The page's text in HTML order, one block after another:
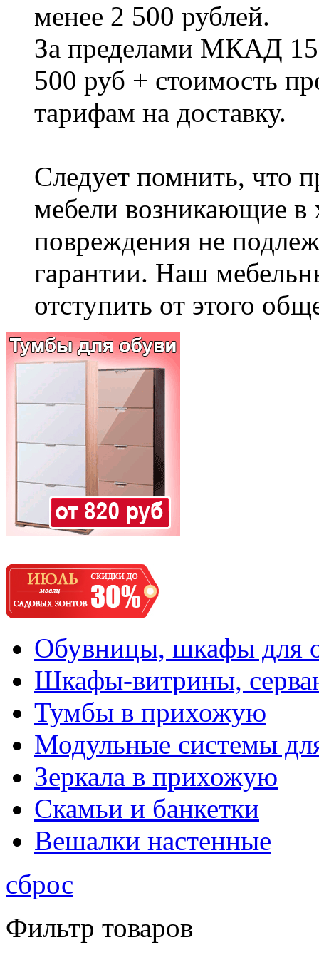
менее 2 500 рублей.
За пределами МКАД
500 руб + стоимость
тарифам на доставку.
Следует помнить, что
мебели возникающие в
повреждения не
гарантии. Наш
отступить от этого
Обувницы, шкафы для
Шкафы-витрины,
Тумбы в прихожую
Модульные системы
Зеркала в прихожую
Скамьи и банкетки
Вешалки настенные
сброс
Фильтр товаров